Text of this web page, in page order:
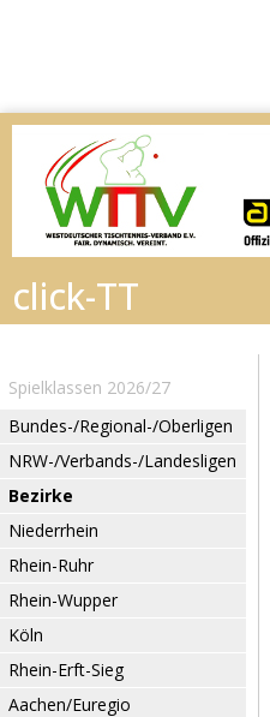
Spielklassen 2026/27
Bundes-/Regional-/Oberligen
NRW-/Verbands-/Landesligen
Bezirke
Niederrhein
Rhein-Ruhr
Rhein-Wupper
Köln
Rhein-Erft-Sieg
Aachen/Euregio